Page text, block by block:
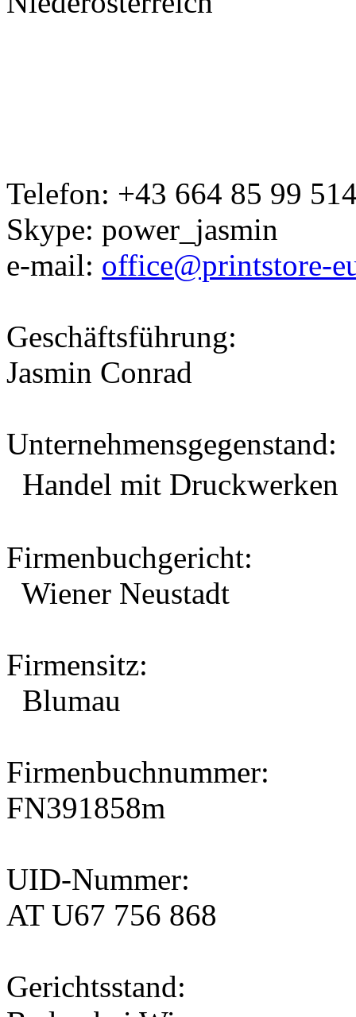
Telefon: +43 664 85 99
Skype: power_jasmin
e-mail: office@printstore-
Geschäftsführung:
Jasmin Conrad
Unternehmensgegenstand:
Handel mit Druckwerken
Firmenbuchgericht:
Wiener Neustadt
Firmensitz:
Blumau
Firmenbuchnummer:
FN391858m
UID-Nummer:
AT U67 756 868
Gerichtsstand: